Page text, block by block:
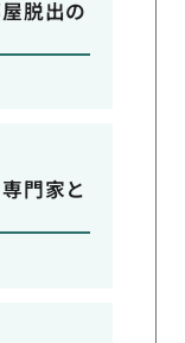
脱出の
門家と